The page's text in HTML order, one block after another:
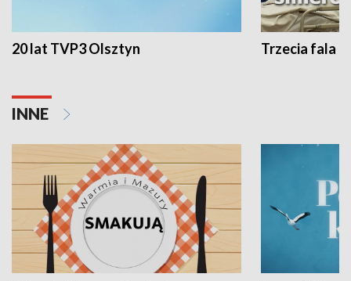
20 lat TVP3 Olsztyn Trzecia fala -
INNE